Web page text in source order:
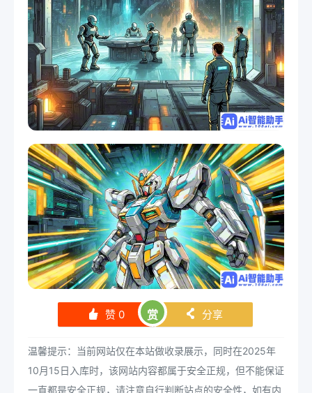
󰄼 赞 0 赏 󰄯 分享
温馨提示：当前网站仅在本站做收录展示，同时在2025年
10月15日入库时，该网站内容都属于安全正规，但不能保证
一直都是安全正规，请注意自行判断站点的安全性，如有内